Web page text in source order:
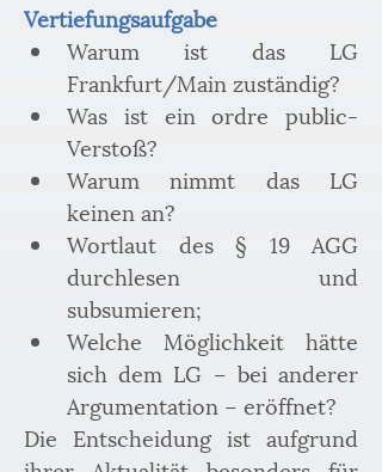
Vertiefungsaufgabe
Warum ist das LG
Frankfurt/Main zuständig?
Was ist ein ordre public-
Verstoß?
Warum nimmt das LG
keinen an?
Wortlaut des § 19 AGG
durchlesen und
subsumieren;
Welche Möglichkeit hätte
sich dem LG – bei anderer
Argumentation – eröffnet?
Die Entscheidung ist aufgrund